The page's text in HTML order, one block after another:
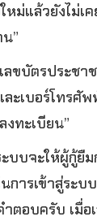
หม่แล้วยังไม่เ
”
ลขบัตรประช
ละเบอร์โทรศั
ทะเบียน”
บบจะให้ผู้กู้ยื
นการเข้าสู่ระ
ตอบครับ เมื่อ